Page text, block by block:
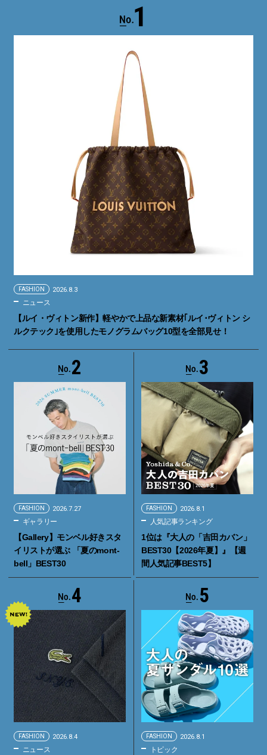
1
FASHION 2026.8.3
ニュース
【ルイ・ヴィトン新作】軽やかで上品な新素材｢ルイ･ヴィトン シ
ルクテック｣を使用したモノグラムバッグ10型を全部見せ！
2
FASHION 2026.7.27
ギャラリー
【Gallery】モンベル好きスタ
イリストが選ぶ 「夏のmont-
bell」BEST30
3
FASHION 2026.8.1
人気記事ランキング
1位は『大人の「吉田カバン」
BEST30【2026年夏】』【週
間人気記事BEST5】
4
FASHION 2026.8.4
ニュース
5
FASHION 2026.8.1
トピック